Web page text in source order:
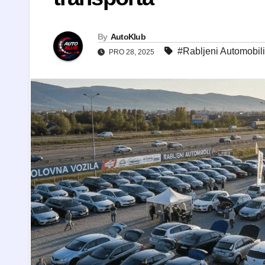
By AutoKlub
PRO 28, 2025 #Rabljeni Automobili